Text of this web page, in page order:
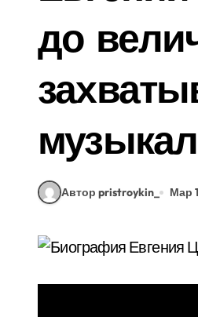
до
Автор pristroykin_ Мар